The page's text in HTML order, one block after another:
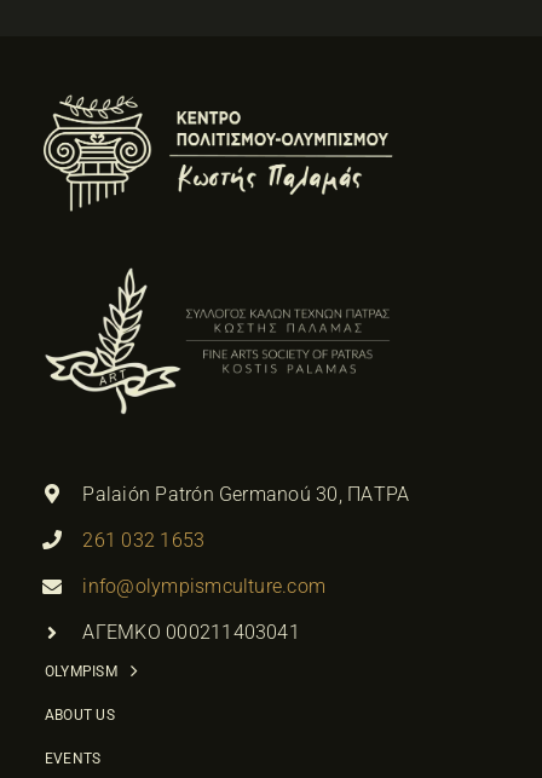
Palaión Patrón Germanoú 30, ΠΑΤΡΑ
261 032 1653
info@olympismculture.com
ΑΓΕΜΚΟ 000211403041
OLYMPISM
ABOUT US
EVENTS